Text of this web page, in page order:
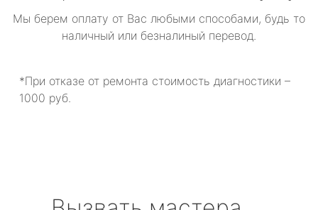
Мы берем оплату от Вас любыми способами, будь то
наличный или безналиный перевод.
*При отказе от ремонта стоимость диагностики –
1000 руб.